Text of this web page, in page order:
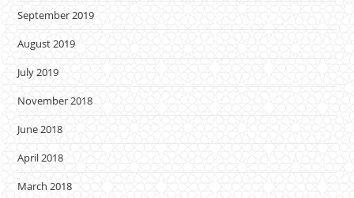
September 2019
August 2019
July 2019
November 2018
June 2018
April 2018
March 2018